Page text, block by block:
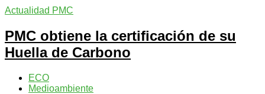
Actualidad PMC
PMC obtiene la certificación de su
Huella de Carbono
ECO
Medioambiente